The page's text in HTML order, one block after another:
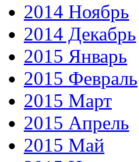
2014 Ноябрь
2014 Декабрь
2015 Январь
2015 Февраль
2015 Март
2015 Апрель
2015 Май